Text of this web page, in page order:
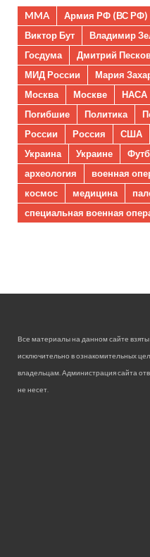
MMA Армия РФ (ВС РФ)
Виктор Бут
Владимир
Госдума
Дмитрий
МИД России
Мария
Москва
Москве НАСА
Погибшие
Политика
России
Россия США
Украина
Украине
археология
военная
космос
медицина
специальная военная
Все материалы на данном сайте взяты
исключительно в ознакомительных
владельцам. Администрация сайта
не несет.